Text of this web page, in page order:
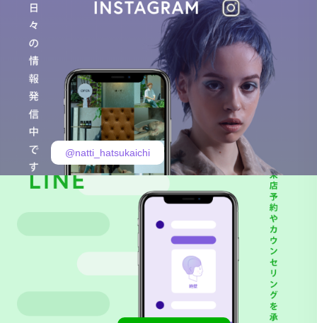
@natti_hatsukaichi